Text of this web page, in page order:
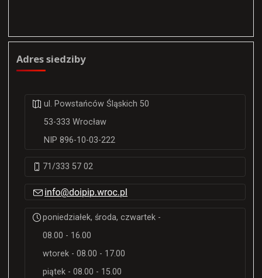
Adres siedziby
ul. Powstańców Śląskich 50
53-333 Wrocław
NIP 896-10-03-222
71/333 57 02
poniedziałek, środa, czwartek -
08.00 - 16.00
wtorek - 08.00 - 17.00
piątek - 08.00 - 15.00